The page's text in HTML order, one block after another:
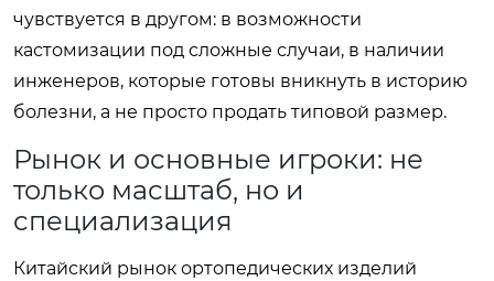
чувствуется в другом: в возможности
кастомизации под сложные случаи, в наличии
инженеров, которые готовы вникнуть в историю
болезни, а не просто продать типовой размер.
Рынок и основные игроки: не
только масштаб, но и
специализация
Китайский рынок ортопедических изделий